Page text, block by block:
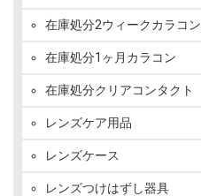
在庫処分2ウィークカラコン
在庫処分1ヶ月カラコン
在庫処分クリアコンタクト
レンズケア用品
レンズケース
レンズつけはずし器具